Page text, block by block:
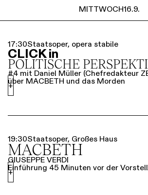
MITTWOCH16.9.
17:30Staatsoper, opera stabile
CLICK in
POLITISCHE
#4 mit Daniel Müller (Chefredakteur
über MACBETH und das Morden
+
19:30Staatsoper, Großes Haus
MACBETH
GIUSEPPE VERDI
Einführung 45 Minuten vor der
+